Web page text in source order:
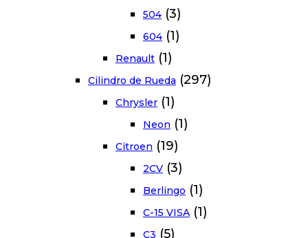
504 (3)
604 (1)
Renault (1)
Cilindro de Rueda (297)
Chrysler (1)
Neon (1)
Citroen (19)
2CV (3)
Berlingo (1)
C-15 VISA (1)
C3 (5)